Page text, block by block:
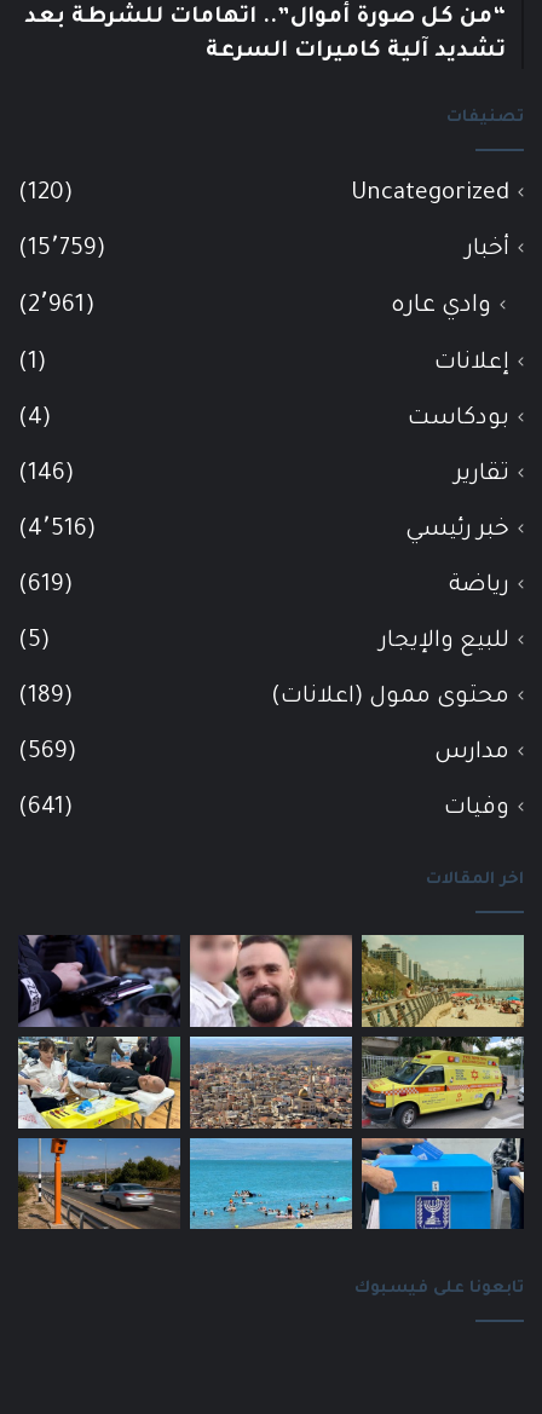
“من كل صورة أموال”.. اتهامات للشرطة بعد
تشديد آلية كاميرات السرعة
تصنيفات
Uncategorized
(120)
أخبار (15٬759)
وادي عاره (2٬961)
إعلانات (1)
بودكاست (4)
تقارير (146)
خبر رئيسي (4٬516)
رياضة (619)
للبيع والإيجار (5)
محتوى ممول (اعلانات) (189)
مدارس (569)
وفيات (641)
اخر المقالات
تابعونا على فيسبوك